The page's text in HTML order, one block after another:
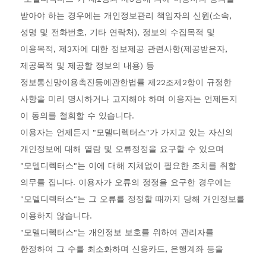
받아야 하는 경우에는 개인정보관리 책임자의 신원(소속,
성명 및 전화번호, 기타 연락처), 정보의 수집목적 및
이용목적, 제3자에 대한 정보제공 관련사항(제공받은자,
제공목적 및 제공할 정보의 내용) 등
정보통신망이용촉진등에관한법률 제22조제2항이 규정한
사항을 미리 명시하거나 고지해야 하며 이용자는 언제든지
이 동의를 철회할 수 있습니다.
이용자는 언제든지 "모델디렉터스"가 가지고 있는 자신의
개인정보에 대해 열람 및 오류정정을 요구할 수 있으며
"모델디렉터스"는 이에 대해 지체없이 필요한 조치를 취할
의무를 집니다. 이용자가 오류의 정정을 요구한 경우에는
"모델디렉터스"는 그 오류를 정정할 때까지 당해 개인정보를
이용하지 않습니다.
"모델디렉터스"는 개인정보 보호를 위하여 관리자를
한정하여 그 수를 최소화하며 신용카드, 은행계좌 등을